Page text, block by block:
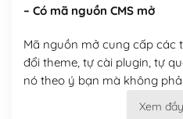
– Có mã nguồn CMS mở
Mã nguồn mở cung cấp các
đổi theme, tự cài plugin, tự
nó theo ý bạn mà không
Xem